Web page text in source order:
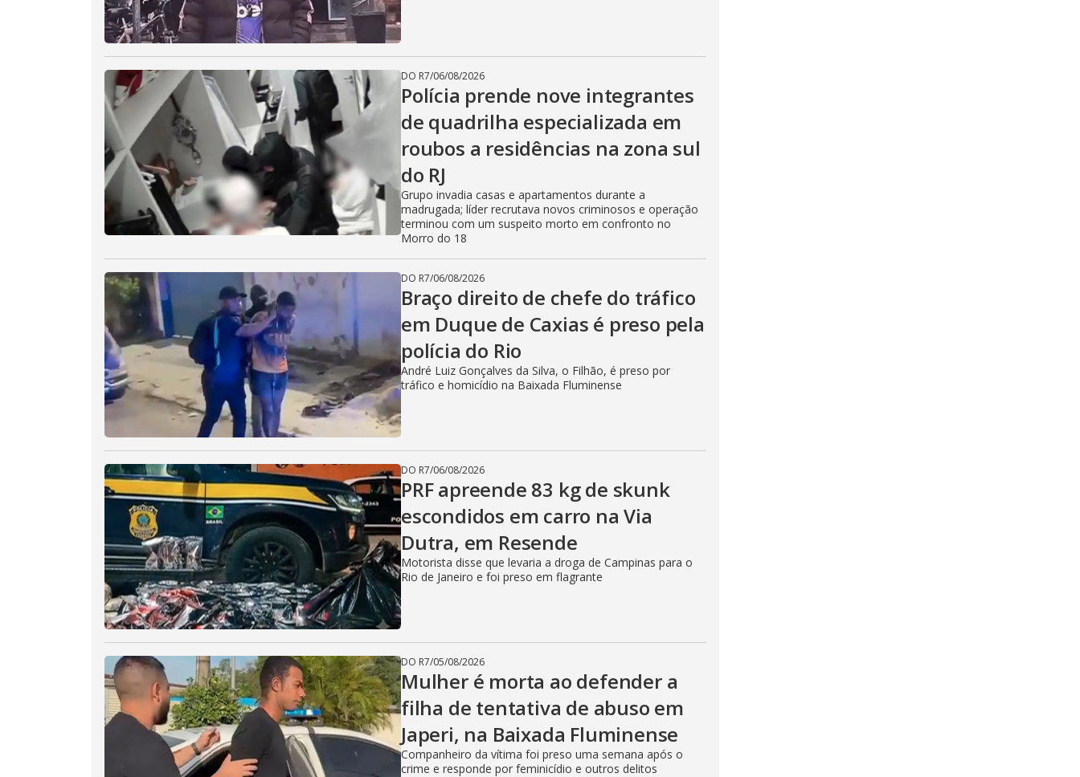
DO R7/06/08/2026
Polícia prende nove integrantes
de quadrilha especializada em
roubos a residências na zona sul
do RJ
Grupo invadia casas e apartamentos durante a
madrugada; líder recrutava novos criminosos e operação
terminou com um suspeito morto em confronto no
Morro do 18
DO R7/06/08/2026
Braço direito de chefe do tráfico
em Duque de Caxias é preso pela
polícia do Rio
André Luiz Gonçalves da Silva, o Filhão, é preso por
tráfico e homicídio na Baixada Fluminense
DO R7/06/08/2026
PRF apreende 83 kg de skunk
escondidos em carro na Via
Dutra, em Resende
Motorista disse que levaria a droga de Campinas para o
Rio de Janeiro e foi preso em flagrante
DO R7/05/08/2026
Mulher é morta ao defender a
filha de tentativa de abuso em
Japeri, na Baixada Fluminense
Companheiro da vítima foi preso uma semana após o
crime e responde por feminicídio e outros delitos